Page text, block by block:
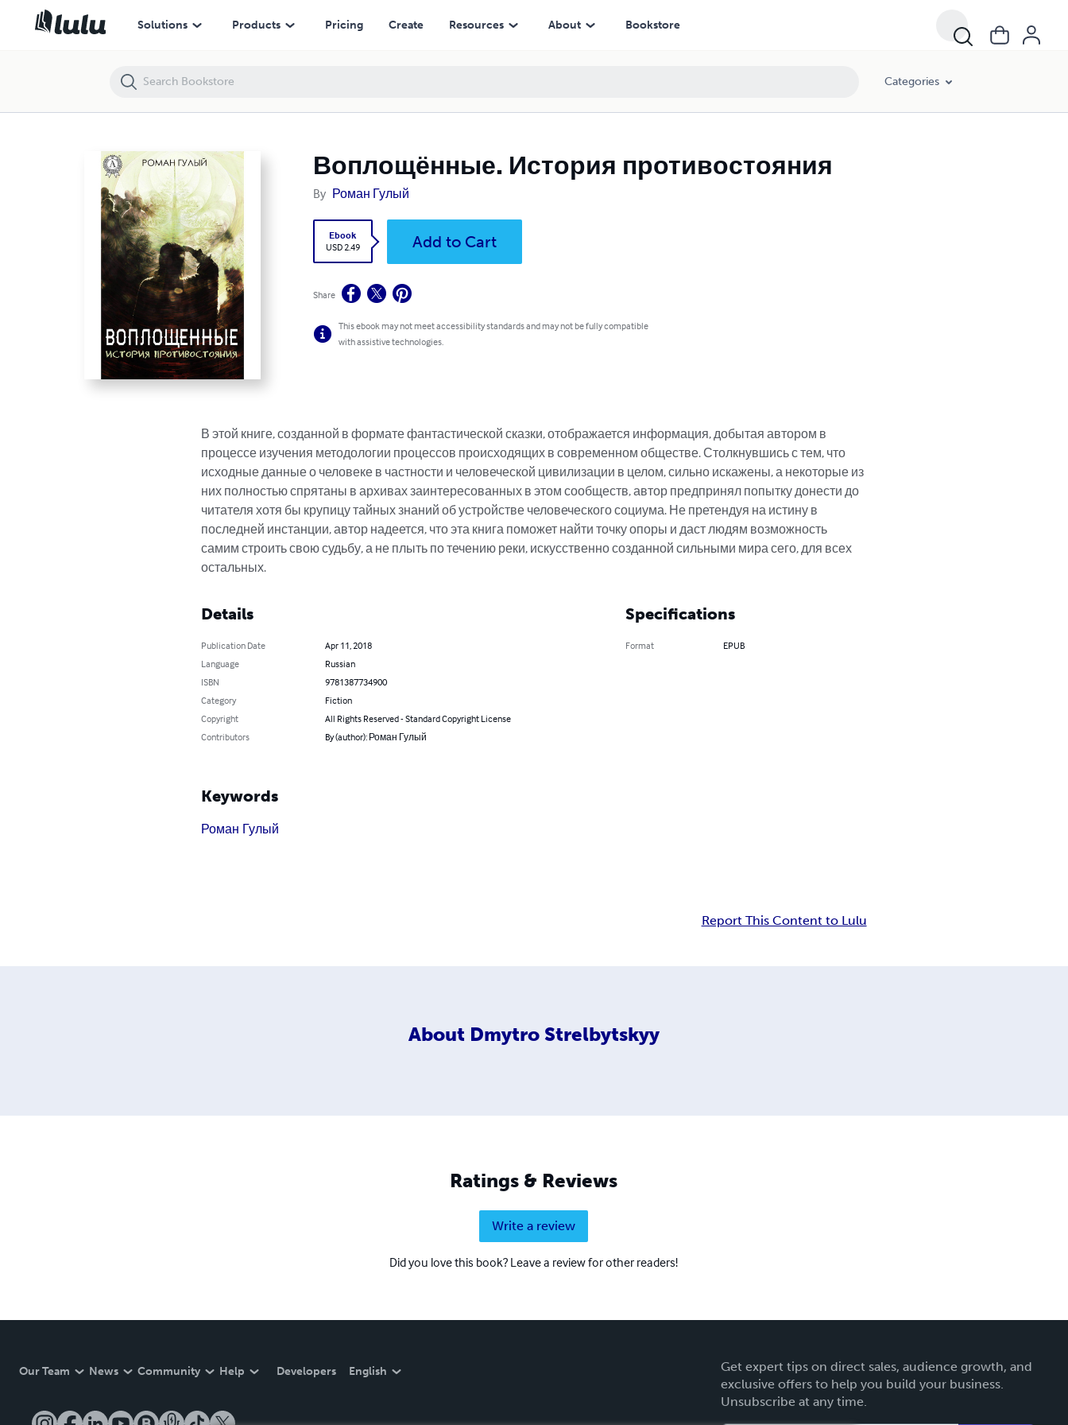
Solutions Products Pricing Create Resources About Bookstore
Categories
Воплощённые. История противостояния
By Роман Гулый
Ebook
USD 2.49
Add to Cart
Share
This ebook may not meet accessibility standards and may not be fully compatible
with assistive technologies.
В этой книге, созданной в формате фантастической сказки, отображается информация, добытая автором в
процессе изучения методологии процессов происходящих в современном обществе. Столкнувшись с тем, что
исходные данные о человеке в частности и человеческой цивилизации в целом, сильно искажены, а некоторые из
них полностью спрятаны в архивах заинтересованных в этом сообществ, автор предпринял попытку донести до
читателя хотя бы крупицу тайных знаний об устройстве человеческого социума. Не претендуя на истину в
последней инстанции, автор надеется, что эта книга поможет найти точку опоры и даст людям возможность
самим строить свою судьбу, а не плыть по течению реки, искусственно созданной сильными мира сего, для всех
остальных.
Details
Publication Date
Apr 11, 2018
Language
Russian
ISBN
9781387734900
Category
Fiction
Copyright
All Rights Reserved - Standard Copyright License
Contributors
By (author): Роман Гулый
Specifications
Format EPUB
Keywords
Роман Гулый
Report This Content to Lulu
About Dmytro Strelbytskyy
Ratings & Reviews
Write a review
Did you love this book? Leave a review for other readers!
Our Team News Community Help Developers English
Get expert tips on direct sales, audience growth, and
exclusive offers to help you build your business.
Unsubscribe at any time.
Воплощённые. История противостояния